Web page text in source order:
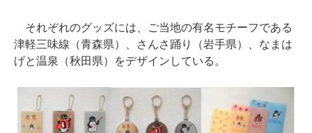
それぞれのグッズには、ご当地の有名モチーフである
津軽三味線（青森県）、さんさ踊り（岩手県）、なまは
げと温泉（秋田県）をデザインしている。